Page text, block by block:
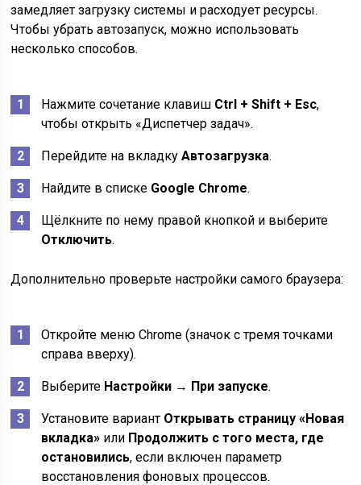
замедляет загрузку системы и расходует ресурсы.
Чтобы убрать автозапуск, можно использовать
несколько способов.
Нажмите сочетание клавиш Ctrl + Shift + Esc,
чтобы открыть «Диспетчер задач».
Перейдите на вкладкуАвтозагрузка.
Найдите в списке Google Chrome.
Щёлкните по нему правой кнопкой и выберите
Отключить.
Дополнительно проверьте настройки самого браузера:
Откройте меню Chrome (значок с тремя точками
справа вверху).
Выберите Настройки → При запуске.
Установите вариант Открывать страницу «Новая
вкладка» или Продолжить с того места, где
остановились, если включен параметр
восстановления фоновых процессов.